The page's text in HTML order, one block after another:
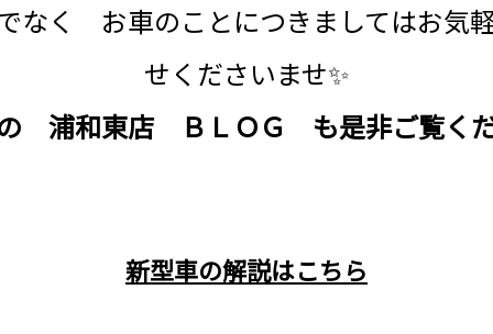
なく お車のことにつきましてはお気
せくださいませ✨
浦和東店 ＢＬＯＧ も是非ご覧く
新型車の解説はこちら